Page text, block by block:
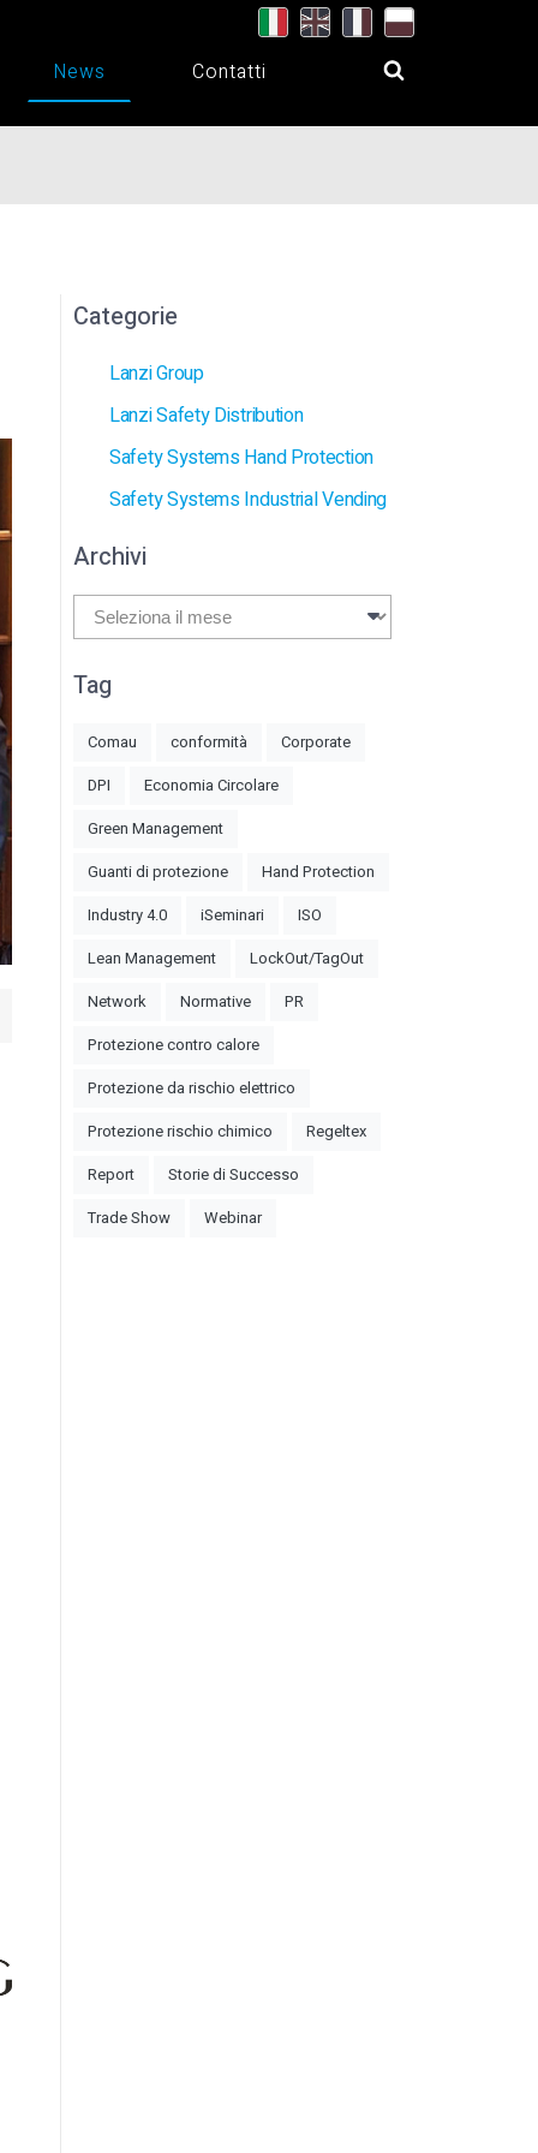
News Contatti
Categorie
Lanzi Group
Lanzi Safety Distribution
Safety Systems Hand Protection
Safety Systems Industrial Vending
Archivi
Archivi
Tag
Comau conformità
Corporate
DPI
Economia Circolare
Green Management
Guanti di protezione
Hand Protection
Industry 4.0
iSeminari
ISO
Lean Management
LockOut/TagOut
Network
Normative
PR
Protezione contro calore
Protezione da rischio elettrico
Protezione rischio chimico
Regeltex
Report
Storie di Successo
Trade Show
Webinar